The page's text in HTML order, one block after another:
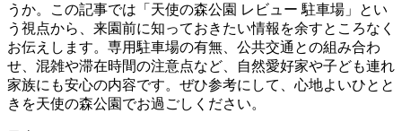
うか。この記事では「天使の森公園 レビュー 駐車場」とい
う視点から、来園前に知っておきたい情報を余すところなく
お伝えします。専用駐車場の有無、公共交通との組み合わ
せ、混雑や滞在時間の注意点など、自然愛好家や子ども連れ
家族にも安心の内容です。ぜひ参考にして、心地よいひとと
きを天使の森公園でお過ごしください。